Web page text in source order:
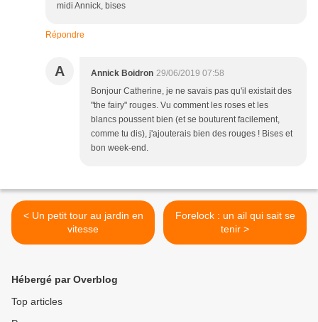
midi Annick, bises
Répondre
A Annick Boidron 29/06/2019 07:58
Bonjour Catherine, je ne savais pas qu'il existait des
"the fairy" rouges. Vu comment les roses et les
blancs poussent bien (et se bouturent facilement,
comme tu dis), j'ajouterais bien des rouges ! Bises et
bon week-end.
< Un petit tour au jardin en
vitesse
Forelock : un ail qui sait se
tenir >
Hébergé par Overblog
Top articles